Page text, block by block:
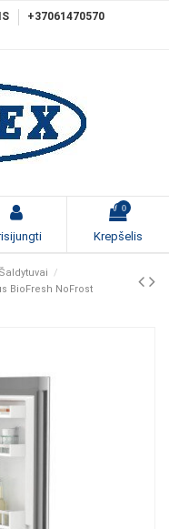
+37061470570
0
Krepšelis
Šaldytuvai
BioFresh NoFrost